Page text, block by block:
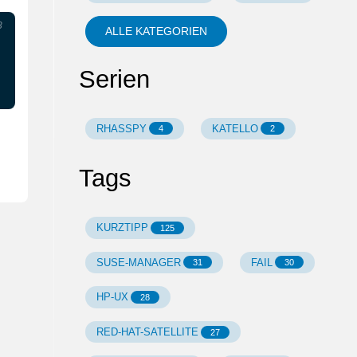
ALLE KATEGORIEN
Serien
RHASSPY 4 KATELLO 2
Tags
KURZTIPP 125
SUSE-MANAGER 31 FAIL 30
HP-UX 28
RED-HAT-SATELLITE 27